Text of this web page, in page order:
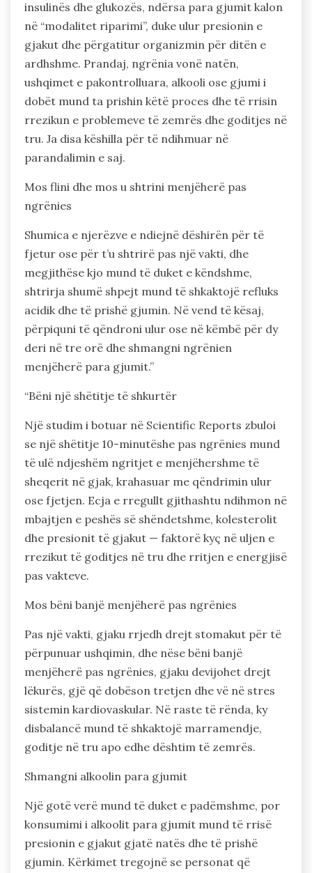
insulinës dhe glukozës, ndërsa para gjumit kalon
në “modalitet riparimi”, duke ulur presionin e
gjakut dhe përgatitur organizmin për ditën e
ardhshme. Prandaj, ngrënia vonë natën,
ushqimet e pakontrolluara, alkooli ose gjumi i
dobët mund ta prishin këtë proces dhe të rrisin
rrezikun e problemeve të zemrës dhe goditjes në
tru. Ja disa këshilla për të ndihmuar në
parandalimin e saj.
Mos flini dhe mos u shtrini menjëherë pas
ngrënies
Shumica e njerëzve e ndiejnë dëshirën për të
fjetur ose për t’u shtrirë pas një vakti, dhe
megjithëse kjo mund të duket e këndshme,
shtrirja shumë shpejt mund të shkaktojë refluks
acidik dhe të prishë gjumin. Në vend të kësaj,
përpiquni të qëndroni ulur ose në këmbë për dy
deri në tre orë dhe shmangni ngrënien
menjëherë para gjumit.”
“Bëni një shëtitje të shkurtër
Një studim i botuar në Scientific Reports zbuloi
se një shëtitje 10-minutëshe pas ngrënies mund
të ulë ndjeshëm ngritjet e menjëhershme të
sheqerit në gjak, krahasuar me qëndrimin ulur
ose fjetjen. Ecja e rregullt gjithashtu ndihmon në
mbajtjen e peshës së shëndetshme, kolesterolit
dhe presionit të gjakut — faktorë kyç në uljen e
rrezikut të goditjes në tru dhe rritjen e energjisë
pas vakteve.
Mos bëni banjë menjëherë pas ngrënies
Pas një vakti, gjaku rrjedh drejt stomakut për të
përpunuar ushqimin, dhe nëse bëni banjë
menjëherë pas ngrënies, gjaku devijohet drejt
lëkurës, gjë që dobëson tretjen dhe vë në stres
sistemin kardiovaskular. Në raste të rënda, ky
disbalancë mund të shkaktojë marramendje,
goditje në tru apo edhe dështim të zemrës.
Shmangni alkoolin para gjumit
Një gotë verë mund të duket e padëmshme, por
konsumimi i alkoolit para gjumit mund të rrisë
presionin e gjakut gjatë natës dhe të prishë
gjumin. Kërkimet tregojnë se personat që